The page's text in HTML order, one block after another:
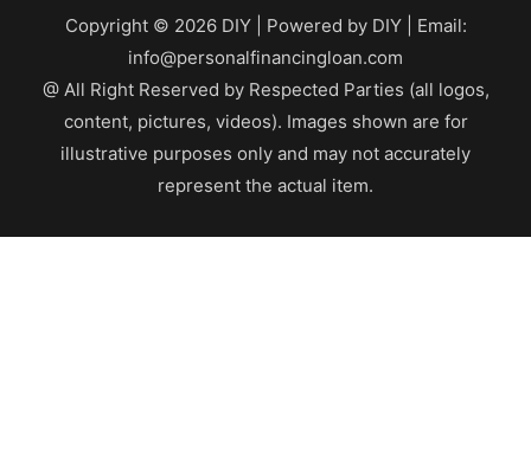
Copyright © 2026 DIY| Powered by DIY| Email:
info@personalfinancingloan.com
@ All Right Reserved by Respected Parties (all logos,
content, pictures, videos). Images shown are for
illustrative purposes only and may not accurately
represent the actual item.